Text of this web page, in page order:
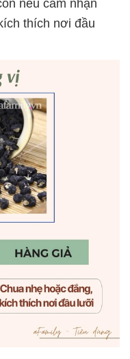
nếu cảm nhận
thích nơi đầu